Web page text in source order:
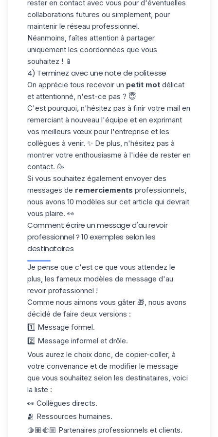
rester en contact avec vous pour d'éventuelles
collaborations futures ou simplement, pour
maintenir le réseau professionnel.
Néanmoins, faîtes attention à partager
uniquement les coordonnées que vous
souhaitez ! 📱
4) Terminez avec une note de politesse
On apprécie tous recevoir un petit mot délicat
et attentionné, n'est-ce pas ? 😇
C'est pourquoi, n'hésitez pas à finir votre mail en
remerciant à nouveau l'équipe et en exprimant
vos meilleurs vœux pour l'entreprise et les
collègues à venir. ✨ De plus, n'hésitez pas à
montrer votre enthousiasme à l'idée de rester en
contact. 🥳
Si vous souhaitez également envoyer des
messages de remerciements professionnels,
nous avons 10 modèles sur cet article qui devrait
vous plaire. 👀
Comment écrire un message d'au revoir
professionnel ? 10 exemples selon les
destinataires
Je pense que c'est ce que vous attendez le
plus, les fameux modèles de message d'au
revoir professionnel !
Comme nous aimons vous gâter 🎁, nous avons
décidé de faire deux versions :
1️⃣ Message formel.
2️⃣ Message informel et drôle.
Vous aurez le choix donc, de copier-coller, à
votre convenance et de modifier le message
que vous souhaitez selon les destinataires, voici
la liste :
👀 Collègues directs.
🫂 Ressources humaines.
🫱🏽‍🫲🏼 Partenaires professionnels et clients.